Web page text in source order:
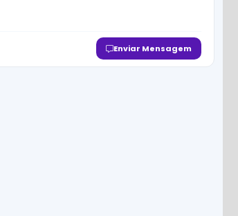
Enviar Mensagem